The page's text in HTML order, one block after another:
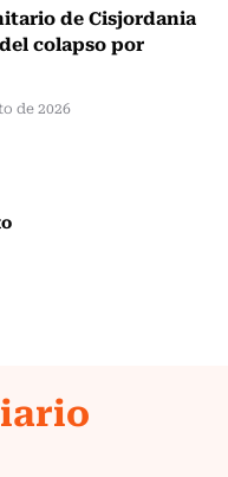
de Cisjordania
colapso por
de 2026